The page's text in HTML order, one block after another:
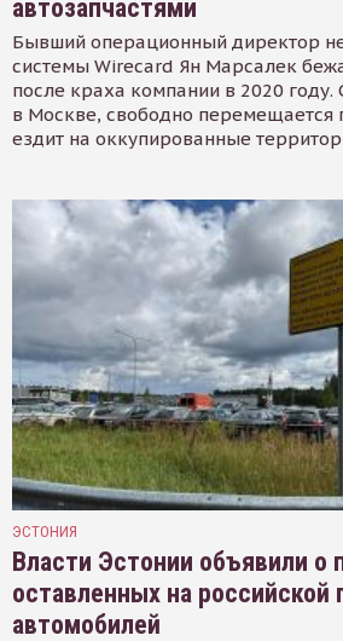
автозапчастями
Бывший операционный директор
системы Wirecard Ян Марсалек
после краха компании в 2020 году.
в Москве, свободно перемещается
ездит на оккупированные
ЭСТОНИЯ
Власти Эстонии объявили о
оставленных на российской
автомобилей